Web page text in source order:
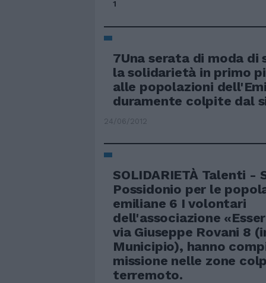
1
7Una serata di moda di
la solidarietà in primo
alle popolazioni
duramente colpite dal
24/06/2012
SOLIDARIETÀ Talenti -
Possidonio per le
emiliane 6 I volontari
dell'associazione
via Giuseppe Rovani 8
Municipio), hanno
missione nelle zone
terremoto.